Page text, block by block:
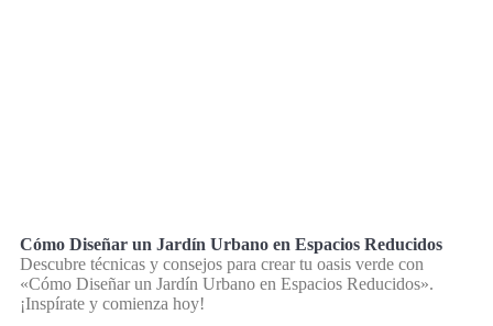
Cómo Diseñar un Jardín Urbano en Espacios Reducidos
Descubre técnicas y consejos para crear tu oasis verde con
«Cómo Diseñar un Jardín Urbano en Espacios Reducidos».
¡Inspírate y comienza hoy!